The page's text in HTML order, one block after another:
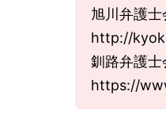
旭川弁護
http://
釧路弁護
https://